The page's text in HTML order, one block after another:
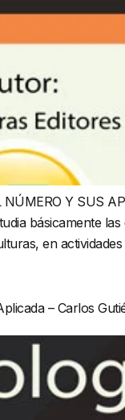
Y SUS
básicamente
en
– Carlos